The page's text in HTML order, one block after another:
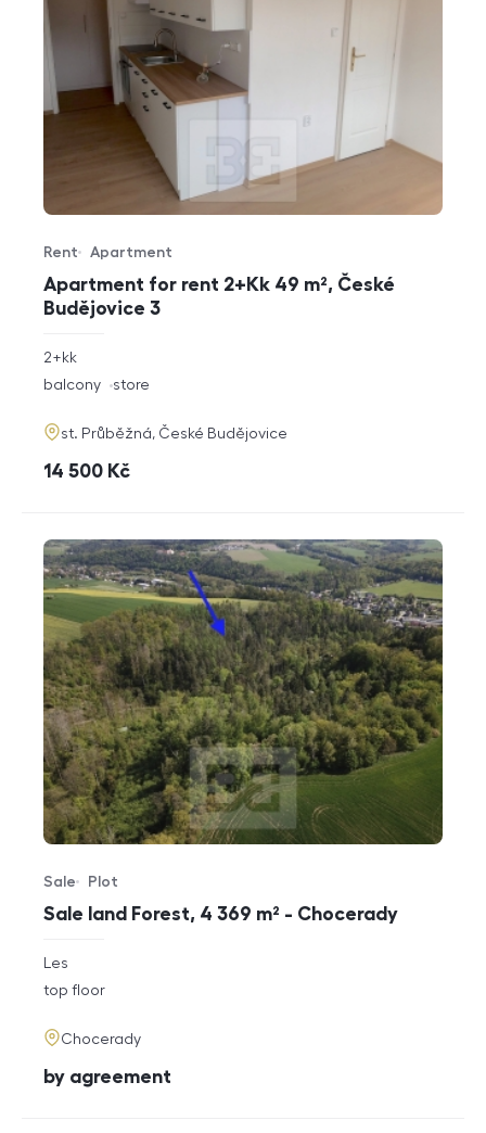
Apartment for rent 2+Kk 49 m², České
Budějovice 3
Offer type
Rent
Property type
Apartment
rozměry
2+kk
funkce
balcony store
adresa
st. Průběžná, České Budějovice
cena
14 500 Kč
Sale land Forest, 4 369 m² - Chocerady
Offer type
Sale
Property type
Plot
rozměry
Les
funkce
top floor
adresa
Chocerady
cena
by agreement